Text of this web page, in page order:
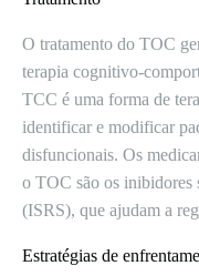
O tratamento do TOC
terapia cognitivo-
TCC é uma forma de
identificar e modificar
disfuncionais. Os
o TOC são os inibidores
(ISRS), que ajudam a
Estratégias de